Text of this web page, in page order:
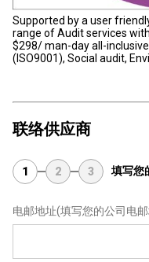
Supported by a user
range of Audit services
$298/ man-day all-
(ISO9001), Social audit,
联络供应商
1 2 3 填写您
电邮地址(填写您的公司电